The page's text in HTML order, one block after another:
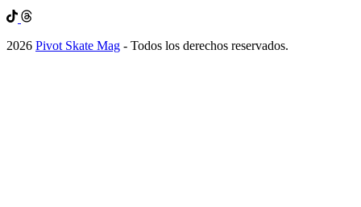
2026 Pivot Skate Mag - Todos los derechos reservados.